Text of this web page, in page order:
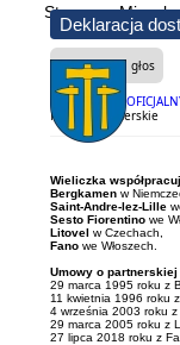
Deklaracja
Strona
Czytaj na głos
Miasta partnerskie
Wieliczka
Bergkamen w
Saint-Andre-lez-Lille
Sesto Fiorentino we
Litovel w Czechach,
Fano we Włoszech.
Umowy o
29 marca 1995 roku z
11 kwietnia 1996 roku
4 września 2003 roku
29 marca 2005 roku z
27 lipca 2018 roku z